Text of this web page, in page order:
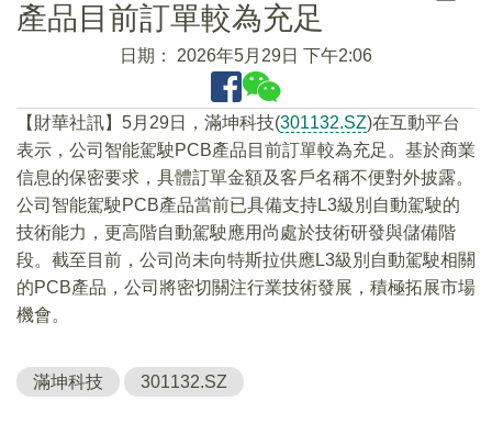
產品目前訂單較為充足
日期： 2026年5月29日 下午2:06
【財華社訊】5月29日，滿坤科技(301132.SZ)在互動平台
表示，公司智能駕駛PCB產品目前訂單較為充足。基於商業
信息的保密要求，具體訂單金額及客戶名稱不便對外披露。
公司智能駕駛PCB產品當前已具備支持L3級別自動駕駛的
技術能力，更高階自動駕駛應用尚處於技術研發與儲備階
段。截至目前，公司尚未向特斯拉供應L3級別自動駕駛相關
的PCB產品，公司將密切關注行業技術發展，積極拓展市場
機會。
滿坤科技 301132.SZ